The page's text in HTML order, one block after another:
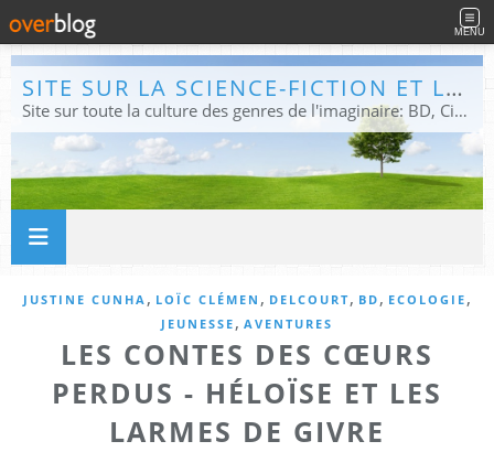
MENU
SITE SUR LA SCIENCE-FICTION ET LE FANTASTIQUE
Site sur toute la culture des genres de l'imaginaire: BD, Cinéma, Livre, Jeux, Théâtre. Présent dans les principaux festivals de film fantastique e de science-fiction, salons et conventions.
JUSTINE CUNHA , LOÏC CLÉMEN , DELCOURT, BD , ECOLOGIE ,
JEUNESSE , AVENTURES
LES CONTES DES CŒURS
PERDUS - HÉLOÏSE ET LES
LARMES DE GIVRE